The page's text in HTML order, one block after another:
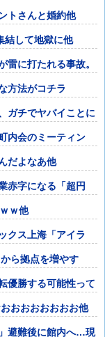
トさんと婚約他
結して地獄に他
雷に打たれる事故。
方法がコチラ
ガチでヤバイことに
内会のミーティン
だよなあ他
赤字になる「超円
ｗ他
クス上海「アイラ
ら拠点を増やす
優勝する可能性って
おおおおおおお他
避難後に館内へ…現